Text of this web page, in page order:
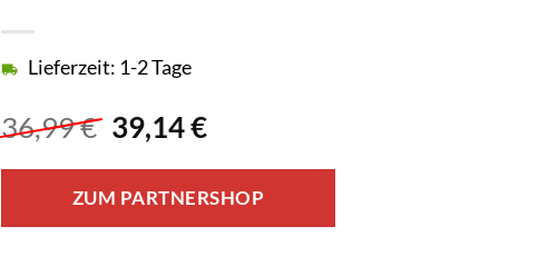
36,99€ Ursprünglicher
Preis
war:
36,99 €
39,14€Aktueller
ist:
39,14 €.
Lieferzeit: 1-2 Tage
ZUM PARTNERSHOP